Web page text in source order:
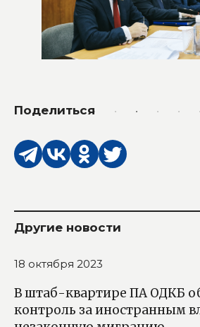
Поделиться
Другие новости
18 октября 2023
В штаб-квартире ПА ОДКБ
контроль за иностранным